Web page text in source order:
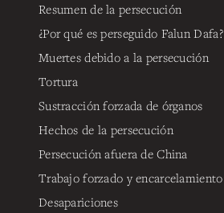
Resumen de la persecución
¿Por qué es perseguido Falun Dafa?
Muertes debido a la persecución
Tortura
Sustracción forzada de órganos
Hechos de la persecución
Persecución afuera de China
Trabajo forzado y encarcelamiento
Desapariciones